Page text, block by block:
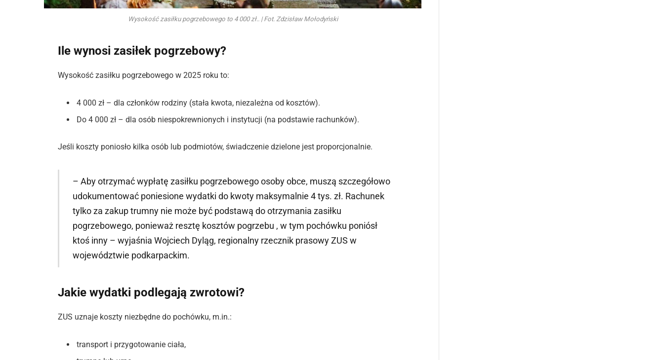
Wysokość zasiłku pogrzebowego to 4 000 zł.. | Fot. Zdzisław Mołodyński
Ile wynosi zasiłek pogrzebowy?
Wysokość zasiłku pogrzebowego w 2025 roku to:
4 000 zł – dla członków rodziny (stała kwota, niezależna od kosztów).
Do 4 000 zł – dla osób niespokrewnionych i instytucji (na podstawie rachunków).
Jeśli koszty poniosło kilka osób lub podmiotów, świadczenie dzielone jest proporcjonalnie.
– Aby otrzymać wypłatę zasiłku pogrzebowego osoby obce, muszą szczegółowo
udokumentować poniesione wydatki do kwoty maksymalnie 4 tys. zł. Rachunek
tylko za zakup trumny nie może być podstawą do otrzymania zasiłku
pogrzebowego, ponieważ resztę kosztów pogrzebu , w tym pochówku poniósł
ktoś inny – wyjaśnia Wojciech Dyląg, regionalny rzecznik prasowy ZUS w
województwie podkarpackim.
Jakie wydatki podlegają zwrotowi?
ZUS uznaje koszty niezbędne do pochówku, m.in.:
transport i przygotowanie ciała,